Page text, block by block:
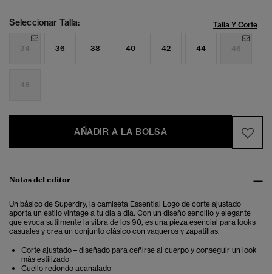
Seleccionar Talla: Talla Y Corte
34 36 38 40 42 44 46
48
AÑADIR A LA BOLSA
Notas del editor
Un básico de Superdry, la camiseta Essential Logo de corte ajustado
aporta un estilo vintage a tu día a día. Con un diseño sencillo y elegante
que evoca sutilmente la vibra de los 90, es una pieza esencial para looks
casuales y crea un conjunto clásico con vaqueros y zapatillas.
Corte ajustado – diseñado para ceñirse al cuerpo y conseguir un look
más estilizado
Cuello redondo acanalado